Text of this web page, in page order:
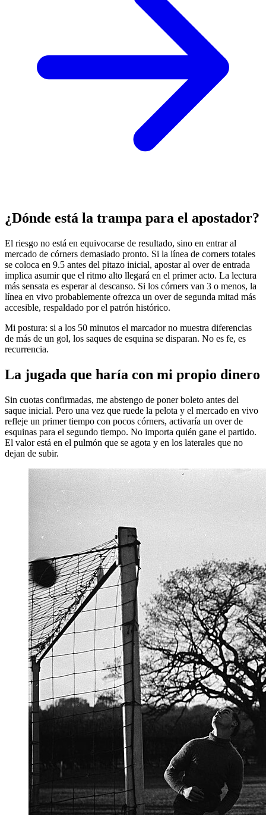
¿Dónde está la trampa para el apostador?
El riesgo no está en equivocarse de resultado, sino en entrar al
mercado de córners demasiado pronto. Si la línea de corners totales
se coloca en 9.5 antes del pitazo inicial, apostar al over de entrada
implica asumir que el ritmo alto llegará en el primer acto. La lectura
más sensata es esperar al descanso. Si los córners van 3 o menos, la
línea en vivo probablemente ofrezca un over de segunda mitad más
accesible, respaldado por el patrón histórico.
Mi postura: si a los 50 minutos el marcador no muestra diferencias
de más de un gol, los saques de esquina se disparan. No es fe, es
recurrencia.
La jugada que haría con mi propio dinero
Sin cuotas confirmadas, me abstengo de poner boleto antes del
saque inicial. Pero una vez que ruede la pelota y el mercado en vivo
refleje un primer tiempo con pocos córners, activaría un over de
esquinas para el segundo tiempo. No importa quién gane el partido.
El valor está en el pulmón que se agota y en los laterales que no
dejan de subir.